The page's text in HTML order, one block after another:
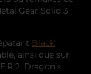
Gear Solid 3
Black
ainsi que sur
2, Dragon’s